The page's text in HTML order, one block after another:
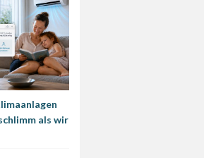
als wir